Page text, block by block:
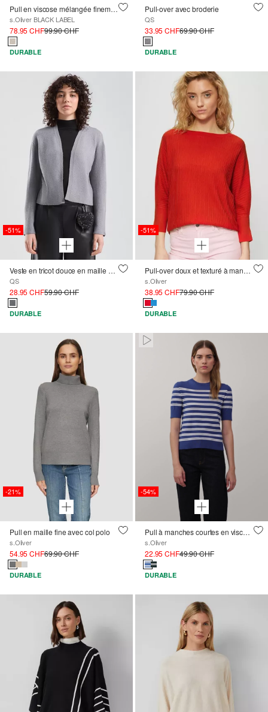
Pull en viscose mélangée finement tricoté avec des rayures pailletées
s.Oliver BLACK LABEL
78.95 CHF99.90 CHF
DURABLE
Pull-over avec broderie
QS
33.95 CHF69.90 CHF
DURABLE
-51%
Veste en tricot douce en maille Regular Fit
QS
28.95 CHF59.90 CHF
DURABLE
-51%
Pull-over doux et texturé à manches 3/4 chauve-souris
s.Oliver
38.95 CHF79.90 CHF
DURABLE
-21%
Pull en maille fine avec col polo
s.Oliver
54.95 CHF69.90 CHF
DURABLE
Paused • Muted
-54%
Pull à manches courtes en viscose mélangée
s.Oliver
22.95 CHF49.90 CHF
DURABLE